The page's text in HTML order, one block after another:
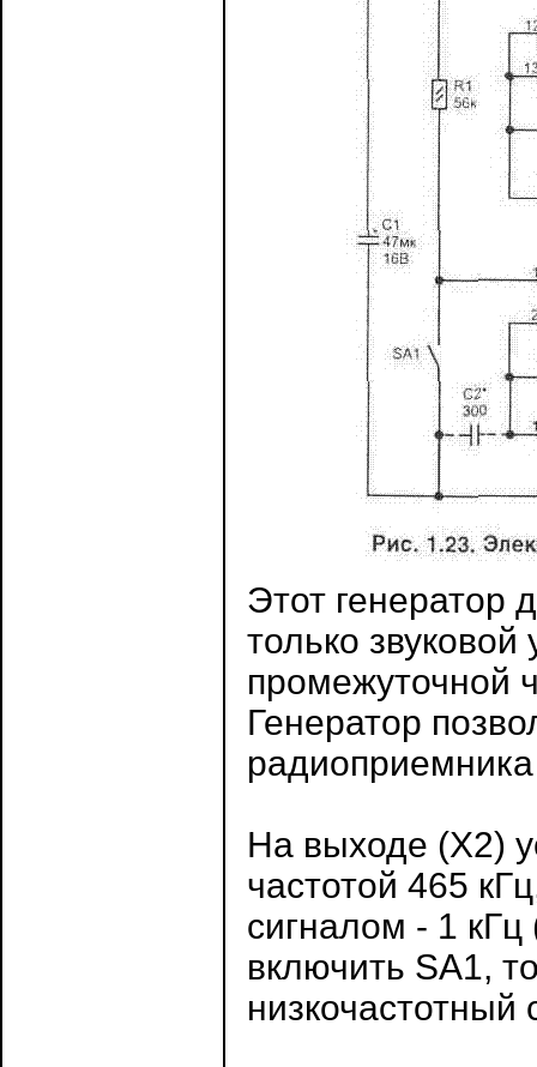
Этот генератор
только
промежуточной
Генератор
На выходе (Х2)
частотой 465
сигналом - 1
включить SA1,
низкочастотный